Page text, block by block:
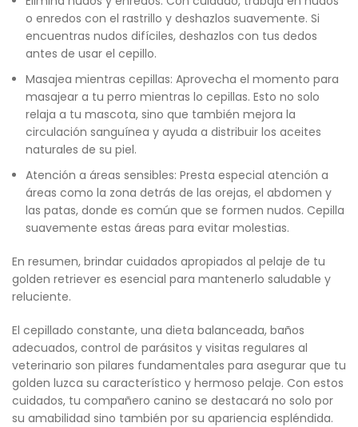
o enredos con el rastrillo y deshazlos suavemente. Si
encuentras nudos difíciles, deshazlos con tus dedos
antes de usar el cepillo.
Masajea mientras cepillas: Aprovecha el momento para
masajear a tu perro mientras lo cepillas. Esto no solo
relaja a tu mascota, sino que también mejora la
circulación sanguínea y ayuda a distribuir los aceites
naturales de su piel.
Atención a áreas sensibles: Presta especial atención a
áreas como la zona detrás de las orejas, el abdomen y
las patas, donde es común que se formen nudos. Cepilla
suavemente estas áreas para evitar molestias.
En resumen, brindar cuidados apropiados al pelaje de tu
golden retriever es esencial para mantenerlo saludable y
reluciente.
El cepillado constante, una dieta balanceada, baños
adecuados, control de parásitos y visitas regulares al
veterinario son pilares fundamentales para asegurar que tu
golden luzca su característico y hermoso pelaje. Con estos
cuidados, tu compañero canino se destacará no solo por
su amabilidad sino también por su apariencia espléndida.